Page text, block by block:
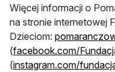
Więcej informacji o
na stronie internetowej
Dzieciom:
(facebook.com/
(instagram.com/